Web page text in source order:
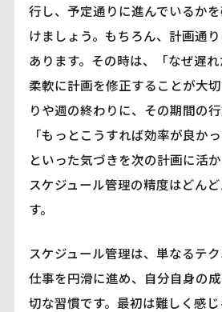
行し、予定通りに進んでいるか
けましょう。もちろん、計画通
あります。その時は、「なぜ遅れ
柔軟に計画を修正することが大
りや週の終わりに、その期間の行
「もっとこうすれば効率が良か
といった気づきを次の計画に活か
スケジュール管理の精度はどん
す。
スケジュール管理は、単なるテク
仕事を円滑に進め、自分自身の
切な習慣です。最初は難しく感